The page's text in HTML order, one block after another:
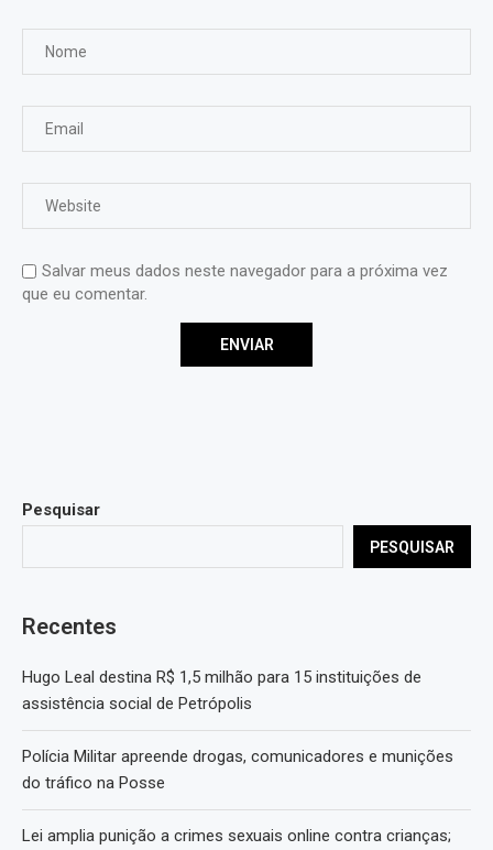
Salvar meus dados neste navegador para a próxima vez
que eu comentar.
Pesquisar
PESQUISAR
Recentes
Hugo Leal destina R$ 1,5 milhão para 15 instituições de
assistência social de Petrópolis
Polícia Militar apreende drogas, comunicadores e munições
do tráfico na Posse
Lei amplia punição a crimes sexuais online contra crianças;